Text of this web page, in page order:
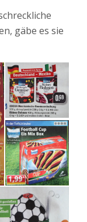
gäbe es sie